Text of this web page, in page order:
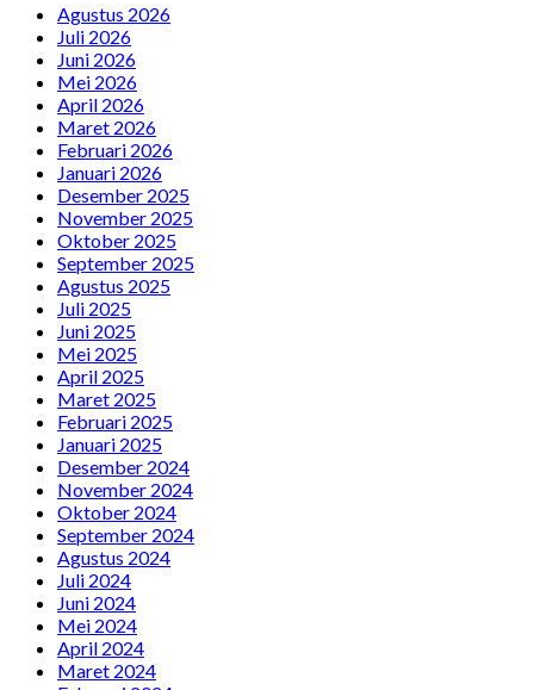
Agustus 2026
Juli 2026
Juni 2026
Mei 2026
April 2026
Maret 2026
Februari 2026
Januari 2026
Desember 2025
November 2025
Oktober 2025
September 2025
Agustus 2025
Juli 2025
Juni 2025
Mei 2025
April 2025
Maret 2025
Februari 2025
Januari 2025
Desember 2024
November 2024
Oktober 2024
September 2024
Agustus 2024
Juli 2024
Juni 2024
Mei 2024
April 2024
Maret 2024